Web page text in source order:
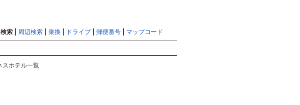
索 周辺検索 乗換 ドライブ 郵便番号 マップコード
スホテル一覧